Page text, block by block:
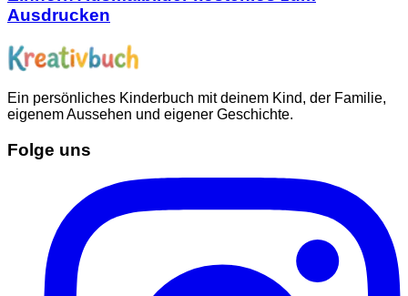
Ausdrucken
Ein persönliches Kinderbuch mit deinem Kind, der Familie,
eigenem Aussehen und eigener Geschichte.
Folge uns